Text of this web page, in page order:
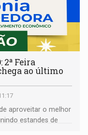
2ª Feira
ao último
aproveitar o melhor
estandes de